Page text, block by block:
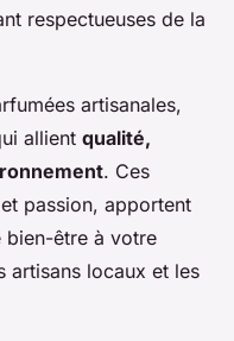
respectueuses de la
artisanales,
allient qualité,
. Ces
passion, apportent
bien-être à votre
artisans locaux et les